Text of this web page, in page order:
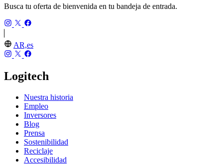
Busca tu oferta de bienvenida en tu bandeja de entrada.
AR,es
Logitech
Nuestra historia
Empleo
Inversores
Blog
Prensa
Sostenibilidad
Reciclaje
Accesibilidad